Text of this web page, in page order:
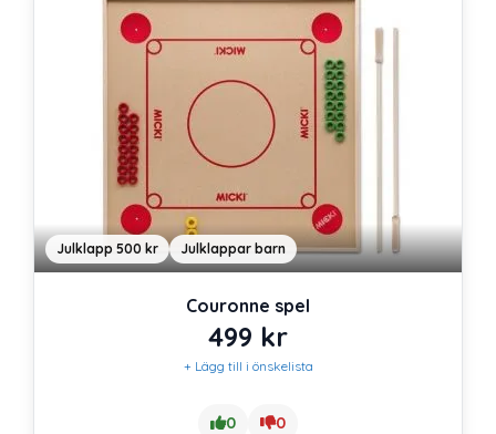
Julklapp 500 kr Julklappar barn
Couronne spel
499 kr
+ Lägg till i önskelista
0 0